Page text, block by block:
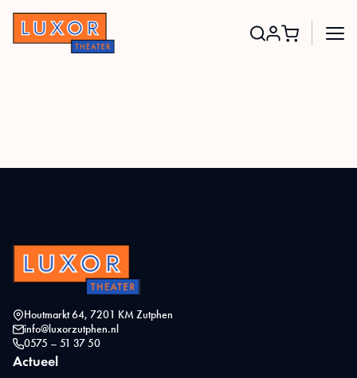
Houtmarkt 64, 7201 KM Zutphen
info@luxorzutphen.nl
0575 – 51 37 50
Actueel